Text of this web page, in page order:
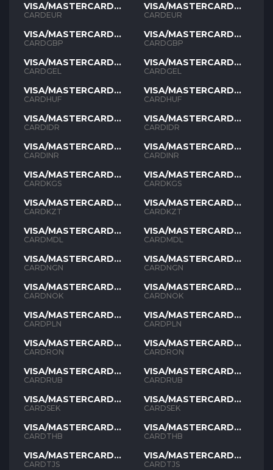
VISA/MASTERCARD
EUR
CARDEUR
VISA/MASTERCARD
GBP
CARDGBP
VISA/MASTERCARD
GEL
CARDGEL
VISA/MASTERCARD
HUF
CARDHUF
VISA/MASTERCARD
IDR
CARDIDR
VISA/MASTERCARD
INR
CARDINR
VISA/MASTERCARD
KGS
CARDKGS
VISA/MASTERCARD
KZT
CARDKZT
VISA/MASTERCARD
MDL
CARDMDL
VISA/MASTERCARD
NGN
CARDNGN
VISA/MASTERCARD
NOK
CARDNOK
VISA/MASTERCARD
PLN
CARDPLN
VISA/MASTERCARD
RON
CARDRON
VISA/MASTERCARD
RUB
CARDRUB
VISA/MASTERCARD
SEK
CARDSEK
VISA/MASTERCARD
THB
CARDTHB
VISA/MASTERCARD
TJS
CARDTJS
VISA/MASTERCARD
EUR
CARDEUR
VISA/MASTERCARD
GBP
CARDGBP
VISA/MASTERCARD
GEL
CARDGEL
VISA/MASTERCARD
HUF
CARDHUF
VISA/MASTERCARD
IDR
CARDIDR
VISA/MASTERCARD
INR
CARDINR
VISA/MASTERCARD
KGS
CARDKGS
VISA/MASTERCARD
KZT
CARDKZT
VISA/MASTERCARD
MDL
CARDMDL
VISA/MASTERCARD
NGN
CARDNGN
VISA/MASTERCARD
NOK
CARDNOK
VISA/MASTERCARD
PLN
CARDPLN
VISA/MASTERCARD
RON
CARDRON
VISA/MASTERCARD
RUB
CARDRUB
VISA/MASTERCARD
SEK
CARDSEK
VISA/MASTERCARD
THB
CARDTHB
VISA/MASTERCARD
TJS
CARDTJS